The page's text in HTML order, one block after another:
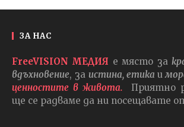
ЗА НАС
FreeVISION МЕДИЯ е място за
вдъхновение, за истина, етика и
ценностите в живота.
Приятно
ще се радваме да ни посещавате